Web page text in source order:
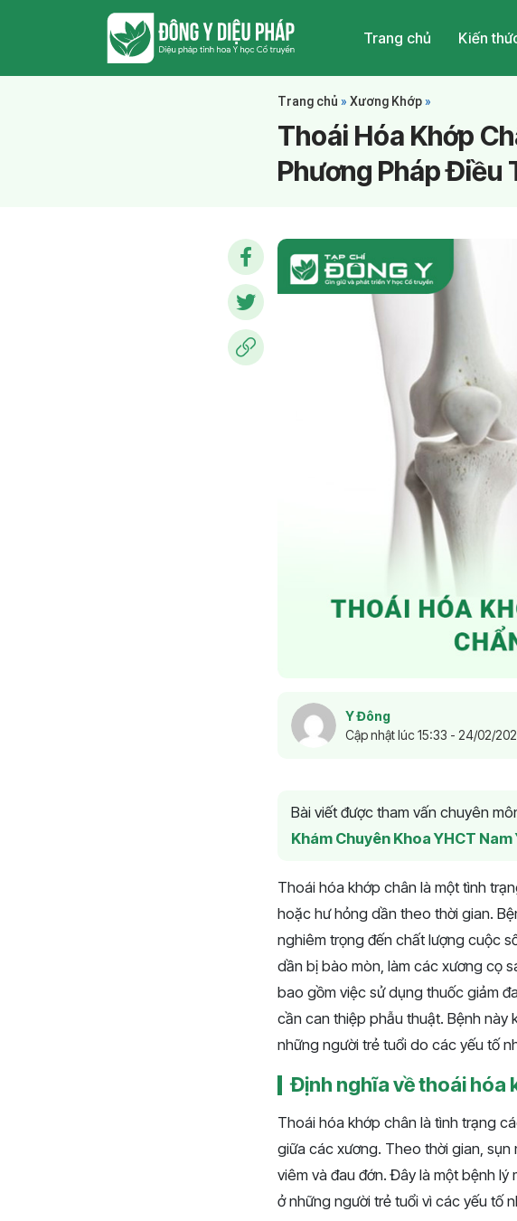
Trang chủ Kiến
Trang chủ » Xương Khớp »
Thoái Hóa Khớp
Phương Pháp Điều
Y Đông
Cập nhật lúc 15:33 - 24/02/
Bài viết được tham vấn chuyên
Khám Chuyên Khoa YHCT
Thoái hóa khớp chân là một tình
hoặc hư hỏng dần theo thời gian.
nghiêm trọng đến chất lượng cuộc
dần bị bào mòn, làm các xương cọ
bao gồm việc sử dụng thuốc giảm
cần can thiệp phẫu thuật. Bệnh này
những người trẻ tuổi do các yếu tố
Định nghĩa về thoái hóa
Thoái hóa khớp chân là tình trạng
giữa các xương. Theo thời gian,
viêm và đau đớn. Đây là một bệnh
ở những người trẻ tuổi vì các yếu tố